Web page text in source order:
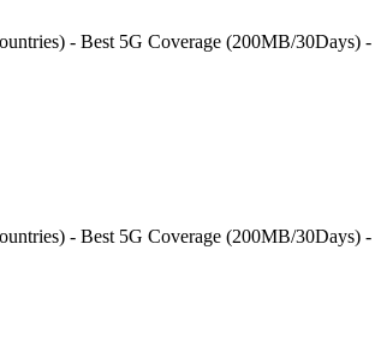
- Best 5G Coverage (200MB/30Days) -
- Best 5G Coverage (200MB/30Days) -